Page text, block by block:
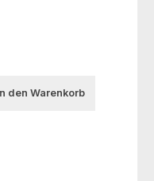
den Warenkorb